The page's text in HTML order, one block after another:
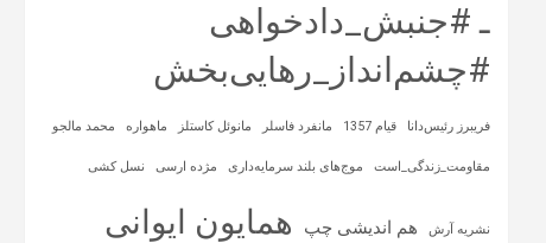
ـ #جنبش_دادخواهی
#چشم‌انداز_رهایی‌بخش
فریبرز رئیس‌دانا قیام 1357 مانفرد فاسلر مانوئل کاستلز ماهواره‌ محمد مالجو
مقاومت_زندگی_است موج‌های بلند سرمایه‌داری مژده ارسی نسل کشی
نشریه آرش هم اندیشی چپ همایون ایوانی